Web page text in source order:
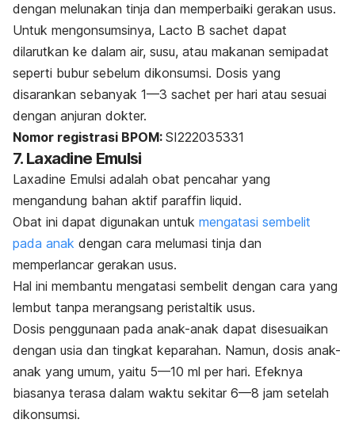
dengan melunakan tinja dan memperbaiki gerakan usus.
Untuk mengonsumsinya, Lacto B sachet dapat
dilarutkan ke dalam air, susu, atau makanan semipadat
seperti bubur sebelum dikonsumsi. Dosis yang
disarankan sebanyak 1—3 sachet per hari atau sesuai
dengan anjuran dokter.
Nomor registrasi BPOM: SI222035331
7. Laxadine Emulsi
Laxadine Emulsi adalah obat pencahar yang
mengandung bahan aktif paraffin liquid.
Obat ini dapat digunakan untuk mengatasi sembelit
pada anak dengan cara melumasi tinja dan
memperlancar gerakan usus.
Hal ini membantu mengatasi sembelit dengan cara yang
lembut tanpa merangsang peristaltik usus.
Dosis penggunaan pada anak-anak dapat disesuaikan
dengan usia dan tingkat keparahan. Namun, dosis anak-
anak yang umum, yaitu 5—10 ml per hari. Efeknya
biasanya terasa dalam waktu sekitar 6—8 jam setelah
dikonsumsi.